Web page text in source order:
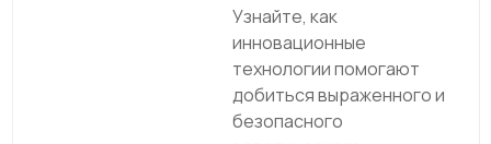
Узнайте, как
инновационные
технологии помогают
добиться выраженного и
безопасного